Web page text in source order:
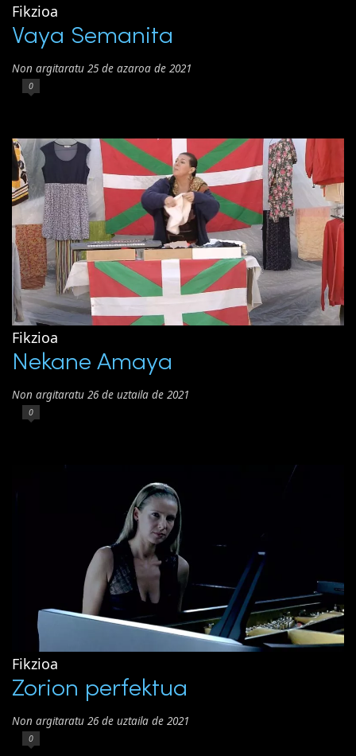
Fikzioa
Vaya Semanita
Non argitaratu 25 de azaroa de 2021
0
Fikzioa
Nekane Amaya
Non argitaratu 26 de uztaila de 2021
0
Fikzioa
Zorion perfektua
Non argitaratu 26 de uztaila de 2021
0